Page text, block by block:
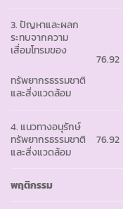
3. ปัญหาและผลก
ระทบจากความ
เสื่อมโทรมของ
ทรัพยากรธรรมชาติ
และสิ่งแวดล้อม
76.92
4. แนวทางอนุรักษ์
ทรัพยากรธรรมชาติ
และสิ่งแวดล้อม
76.92
พฤติกรรม